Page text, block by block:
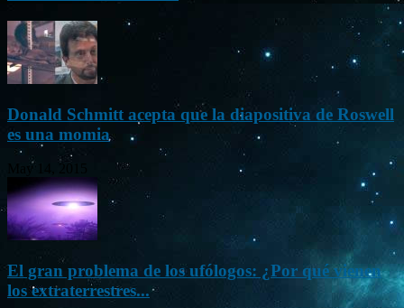
Donald Schmitt acepta que la diapositiva de Roswell
es una momia
May 14, 2015
El gran problema de los ufólogos: ¿Por qué vienen
los extraterrestres...